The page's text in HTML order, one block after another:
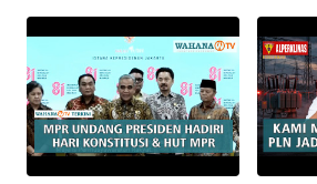
Terkini
KALTARA
WN
KALSEL